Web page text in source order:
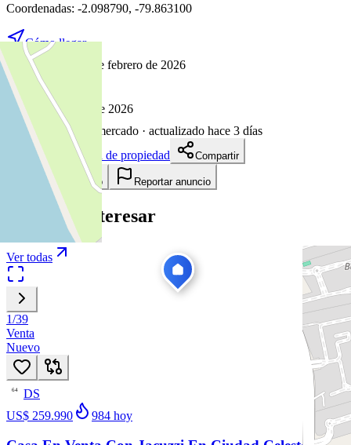
Coordenadas: -2.098790, -79.863100
Cómo llegar
Publicado 11 de febrero de 2026
visitas
11 de febrero de 2026
177
días en el mercado · actualizado hace 3 días
Descargar ficha de propiedad
Compartir
Añadir a tablero Reportar anuncio
Te puede interesar
Ver todas
1/39
Venta
Nuevo
64
DS
US$ 259.990
984 hoy